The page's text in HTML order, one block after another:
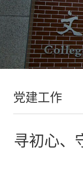
党建工作
寻初心、